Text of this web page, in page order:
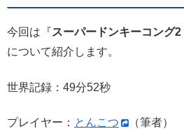
今回は『スーパードンキーコング
について紹介します。
世界記録：49分52秒
プレイヤー： とんこつ （筆者）